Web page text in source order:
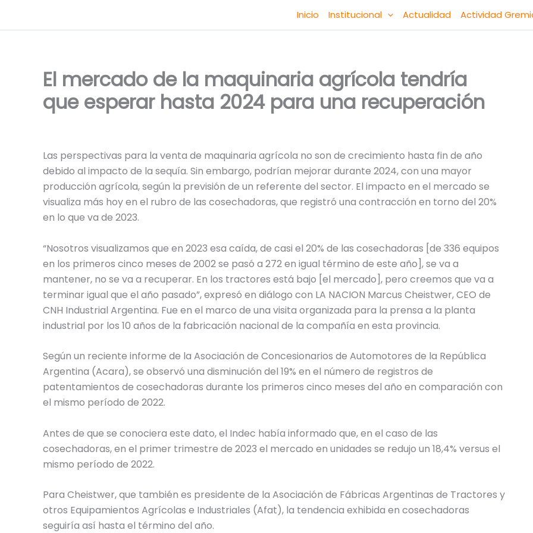
Inicio Institucional Actualidad Actividad
El mercado de la maquinaria agrícola tendría
que esperar hasta 2024 para una recuperación
Las perspectivas para la venta de maquinaria agrícola no son de crecimiento hasta fin de año
debido al impacto de la sequía. Sin embargo, podrían mejorar durante 2024, con una mayor
producción agrícola, según la previsión de un referente del sector. El impacto en el mercado se
visualiza más hoy en el rubro de las cosechadoras, que registró una contracción en torno del 20%
en lo que va de 2023.
“Nosotros visualizamos que en 2023 esa caída, de casi el 20% de las cosechadoras [de 336 equipos
en los primeros cinco meses de 2002 se pasó a 272 en igual término de este año], se va a
mantener, no se va a recuperar. En los tractores está bajo [el mercado], pero creemos que va a
terminar igual que el año pasado”, expresó en diálogo con LA NACION Marcus Cheistwer, CEO de
CNH Industrial Argentina. Fue en el marco de una visita organizada para la prensa a la planta
industrial por los 10 años de la fabricación nacional de la compañía en esta provincia.
Según un reciente informe de la Asociación de Concesionarios de Automotores de la República
Argentina (Acara), se observó una disminución del 19% en el número de registros de
patentamientos de cosechadoras durante los primeros cinco meses del año en comparación con
el mismo período de 2022.
Antes de que se conociera este dato, el Indec había informado que, en el caso de las
cosechadoras, en el primer trimestre de 2023 el mercado en unidades se redujo un 18,4% versus el
mismo período de 2022.
Para Cheistwer, que también es presidente de la Asociación de Fábricas Argentinas de Tractores y
otros Equipamientos Agrícolas e Industriales (Afat), la tendencia exhibida en cosechadoras
seguiría así hasta el término del año.